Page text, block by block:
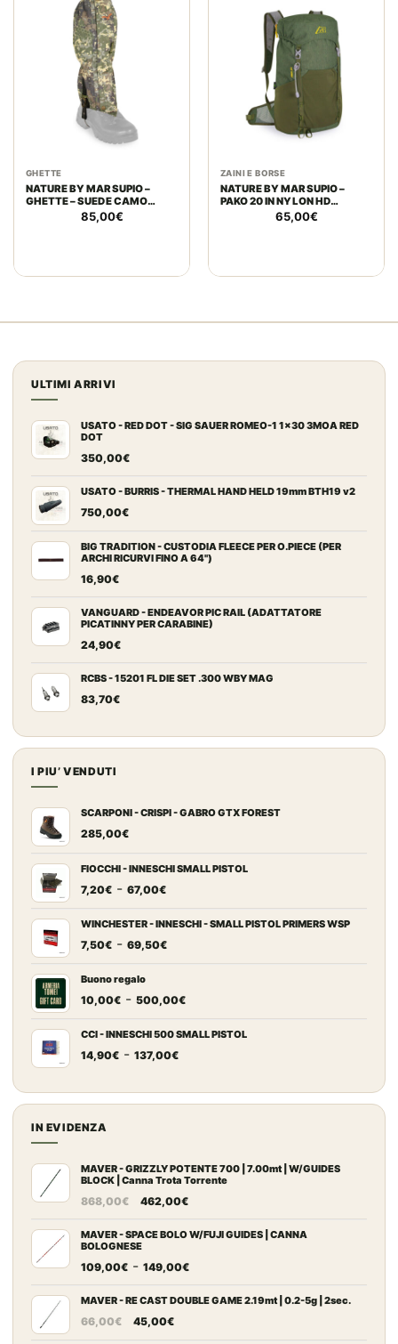
GHETTE
NATURE BY MARSUPIO –
GHETTE – SUEDE CAMO
MAXIMO IN SUEDECAMO
85,00€
ZAINI E BORSE
NATURE BY MARSUPIO –
PAKO 20 IN NYLON HD
RIPSTOP | VERDE
65,00€
ULTIMI ARRIVI
USATO - RED DOT - SIG SAUER ROMEO-1 1x30 3MOA RED
DOT
350,00€
USATO - BURRIS - THERMAL HAND HELD 19mm BTH19 v2
750,00€
BIG TRADITION - CUSTODIA FLEECE PER O.PIECE (PER
ARCHI RICURVI FINO A 64")
16,90€
VANGUARD - ENDEAVOR PIC RAIL (ADATTATORE
PICATINNY PER CARABINE)
24,90€
RCBS - 15201 FL DIE SET .300 WBY MAG
83,70€
I PIU’ VENDUTI
SCARPONI - CRISPI - GABRO GTX FOREST
285,00€
FIOCCHI - INNESCHI SMALL PISTOL
7,20€ - 67,00€Fascia
prezzo:
da
67,00€
WINCHESTER - INNESCHI - SMALL PISTOL PRIMERS WSP
7,50€ - 69,50€Fascia
da
a
69,50€
Buono regalo
10,00€ - 500,00€Fascia
prezzo:
a
500,00€
CCI - INNESCHI 500 SMALL PISTOL
14,90€ - 137,00€Fascia
prezzo:
da
137,00€
IN EVIDENZA
MAVER - GRIZZLY POTENTE 700 | 7.00mt | W/GUIDES
BLOCK | Canna Trota Torrente
868,00€
Il
originale
era:
868,00€.
462,00€Il
attuale
462,00€.
MAVER - SPACE BOLO W/FUJI GUIDES | CANNA
BOLOGNESE
109,00€ - 149,00€Fascia
prezzo:
MAVER - RE CAST DOUBLE GAME 2.19mt | 0.2-5g | 2sec.
66,00€
Il
45,00€Il